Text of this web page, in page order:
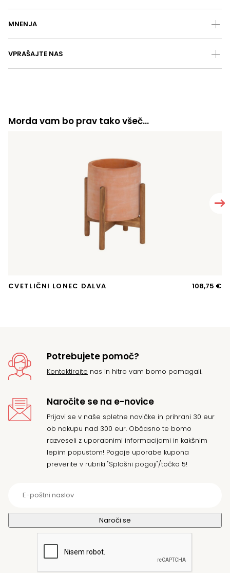
MNENJA
VPRAŠAJTE NAS
Morda vam bo prav tako všeč…
CVETLIČNI LONEC DALVA 108,75 €
Potrebujete pomoč?
Kontaktirajte nas in hitro vam bomo pomagali.
Naročite se na e-novice
Prijavi se v naše spletne novičke in prihrani 30 eur
ob nakupu nad 300 eur. Občasno te bomo
razveseli z uporabnimi informacijami in kakšnim
lepim popustom! Pogoje uporabe kupona
preverite v rubriki "Splošni pogoji"/točka 5!